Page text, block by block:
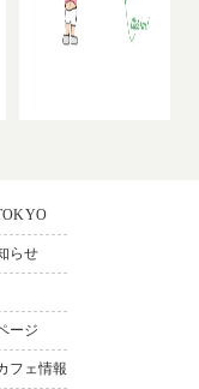
らせ
ージ
フェ情報